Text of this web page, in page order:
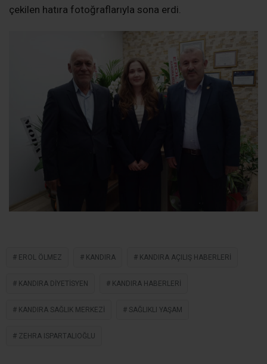
çekilen hatıra fotoğraflarıyla sona erdi.
EROL ÖLMEZ KANDIRA KANDIRA AÇILIŞ HABERLERI
KANDIRA DIYETISYEN KANDIRA HABERLERI
KANDIRA SAĞLIK MERKEZI SAĞLIKLI YAŞAM
ZEHRA ISPARTALIOĞLU